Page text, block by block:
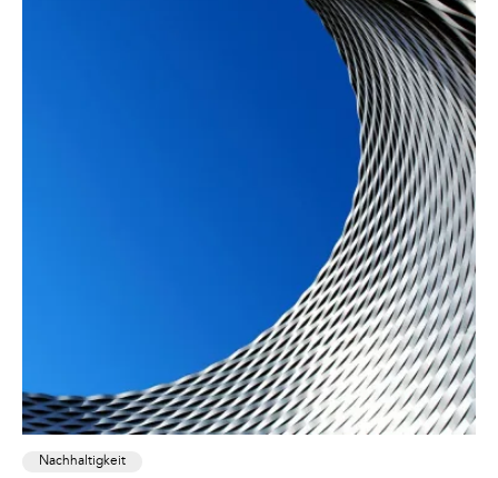
Nachhaltigkeit